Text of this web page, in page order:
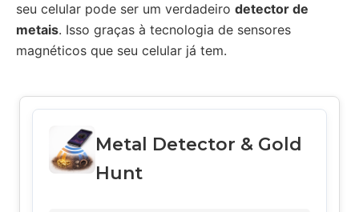
seu celular pode ser um verdadeiro detector de
metais. Isso graças à tecnologia de sensores
magnéticos que seu celular já tem.
Metal Detector & Gold
Hunt